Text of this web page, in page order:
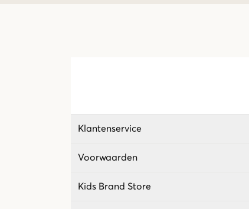
Klantenservice
Voorwaarden
Kids Brand Store